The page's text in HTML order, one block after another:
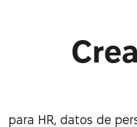
para HR, datos de